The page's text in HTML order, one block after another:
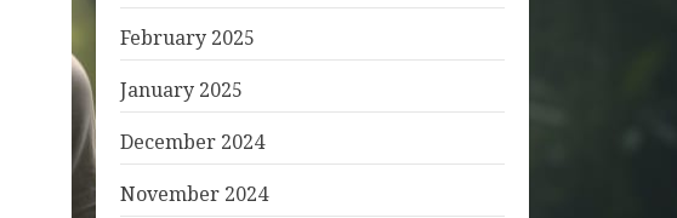
February 2025
January 2025
December 2024
November 2024